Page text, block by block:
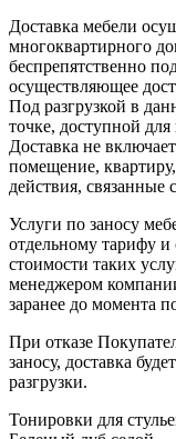
Доставка мебели
многоквартирного
беспрепятственно
осуществляющее
Под разгрузкой в
точке, доступной
Доставка не
помещение,
действия, связанные
Услуги по заносу
отдельному тарифу и
стоимости таких
менеджером
заранее до момента
При отказе
заносу, доставка
разгрузки.
Тонировки для